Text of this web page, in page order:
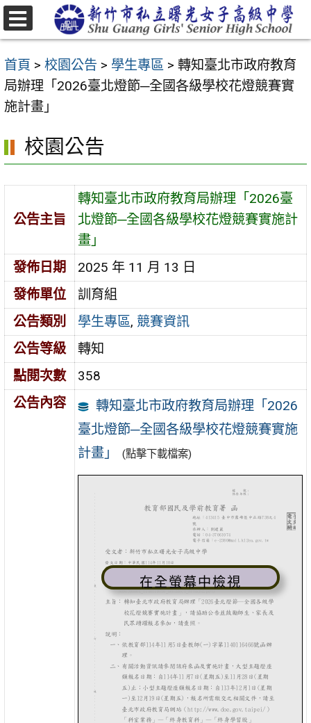
跳
至
要
內
容
首頁 > 校園公告 > 學生專區 > 轉知臺北市政府教育
局辦理「2026臺北燈節─全國各級學校花燈競賽實
施計畫」
校園公告
公告主旨
轉知臺北市政府教育局辦理「2026臺
北燈節─全國各級學校花燈競賽實施計
畫」
發佈日期
2025 年 11 月 13 日
發佈單位
訓育組
公告類別
學生專區, 競賽資訊
公告等級
轉知
點閱次數
358
公告內容
轉知臺北市政府教育局辦理「2026
臺北燈節─全國各級學校花燈競賽實施
計畫」
(點擊下載檔案)
在全螢幕中檢視
選
單